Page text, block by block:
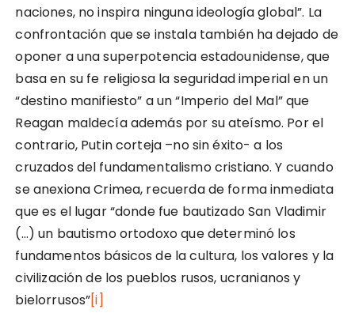
naciones, no inspira ninguna ideología global”. La
confrontación que se instala también ha dejado de
oponer a una superpotencia estadounidense, que
basa en su fe religiosa la seguridad imperial en un
“destino manifiesto” a un “Imperio del Mal” que
Reagan maldecía además por su ateísmo. Por el
contrario, Putin corteja –no sin éxito- a los
cruzados del fundamentalismo cristiano. Y cuando
se anexiona Crimea, recuerda de forma inmediata
que es el lugar “donde fue bautizado San Vladimir
(…) un bautismo ortodoxo que determinó los
fundamentos básicos de la cultura, los valores y la
civilización de los pueblos rusos, ucranianos y
bielorrusos”[i]